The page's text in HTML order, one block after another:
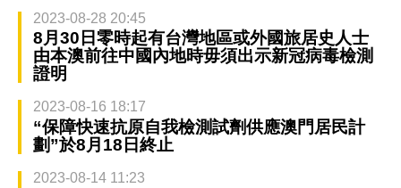
2023-08-28 20:45
8月30日零時起有台灣地區或外國旅居史人士
由本澳前往中國內地時毋須出示新冠病毒檢測
證明
2023-08-16 18:17
“保障快速抗原自我檢測試劑供應澳門居民計
劃”於8月18日終止
2023-08-14 11:23